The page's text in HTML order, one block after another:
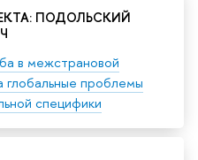
ПОДОЛЬСКИЙ
в межстрановой
глобальные проблемы
специфики